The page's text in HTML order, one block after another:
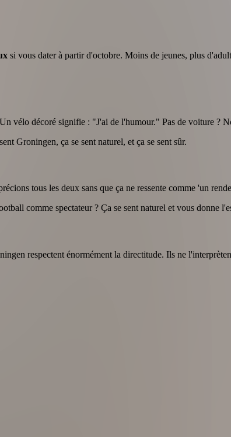
si vous dater à partir d'octobre. Moins de jeunes, plus
vélo décoré signifie : "J'ai de l'humour." Pas de voiture ?
Groningen, ça se sent naturel, et ça se sent sûr.
tous les deux sans que ça ne ressente comme 'un
comme spectateur ? Ça se sent naturel et vous donne
respectent énormément la directitude. Ils ne